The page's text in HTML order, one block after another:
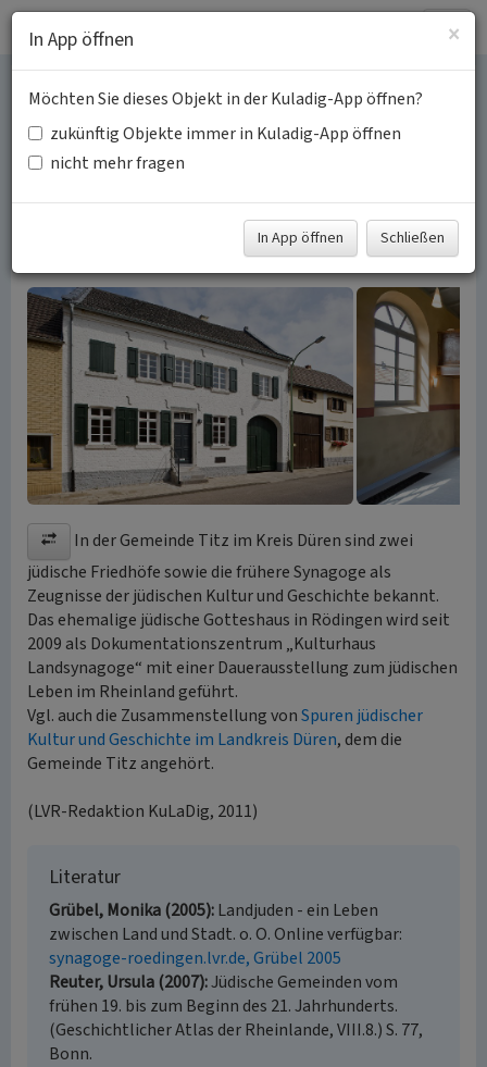
Jüdische Kultur und
Geschichte in Titz
Dokumentationseinrichtung (Gebäude)
Kulturlandschaftspflege
In der Gemeinde Titz im Kreis Düren sind zwei
jüdische Friedhöfe sowie die frühere Synagoge als
Zeugnisse der jüdischen Kultur und Geschichte bekannt.
Das ehemalige jüdische Gotteshaus in Rödingen wird seit
2009 als Dokumentationszentrum „Kulturhaus
Landsynagoge“ mit einer Dauerausstellung zum jüdischen
Leben im Rheinland geführt.
Vgl. auch die Zusammenstellung vonSpuren jüdischer
Kultur und Geschichte im Landkreis Düren, dem die
Gemeinde Titz angehört.
(LVR-Redaktion KuLaDig, 2011)
Literatur
Grübel, Monika (2005) Landjuden - ein Leben
zwischen Land und Stadt. o. O. Online verfügbar:
synagoge-roedingen.lvr.de, Grübel 2005
Reuter, Ursula (2007) Jüdische Gemeinden vom
frühen 19. bis zum Beginn des 21. Jahrhunderts.
(Geschichtlicher Atlas der Rheinlande, VIII.8.) S. 77,
Bonn.
×
In App öffnen
Möchten Sie dieses Objekt in der Kuladig-App öffnen?
zukünftig Objekte immer in Kuladig-App öffnen
nicht mehr fragen
In App öffnen Schließen